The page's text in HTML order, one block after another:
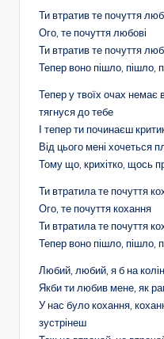
Ти втратив те почуття
Ого, те почуття любові
Ти втратив те почуття
Тепер воно пішло, пішло,
Тепер у твоїх очах немає
тягнуся до тебе
І тепер ти починаєш
Від цього мені хочеться
Тому що, крихітко, щось
Ти втратила те почуття
Ого, те почуття кохання
Ти втратила те почуття
Тепер воно пішло, пішло,
Любий, любий, я б на
Якби ти любив мене, як
У нас було кохання,
зустрінеш